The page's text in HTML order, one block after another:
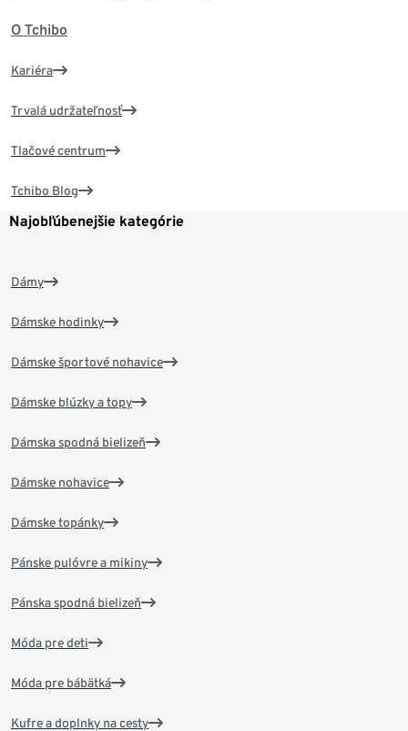
O Tchibo
Kariéra
Trvalá udržateľnosť
Tlačové centrum
Tchibo Blog
Najobľúbenejšie kategórie
Dámy
Dámske hodinky
Dámske športové nohavice
Dámske blúzky a topy
Dámska spodná bielizeň
Dámske nohavice
Dámske topánky
Pánske pulóvre a mikiny
Pánska spodná bielizeň
Móda pre deti
Móda pre bábätká
Kufre a doplnky na cesty